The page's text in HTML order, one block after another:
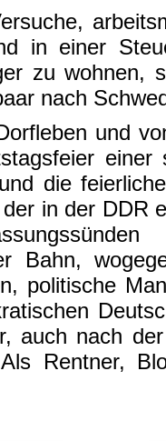
in einer
zu wohnen,
nach
und
einer
die
in der DDR
Bahn,
politische
auch nach
Rentner,